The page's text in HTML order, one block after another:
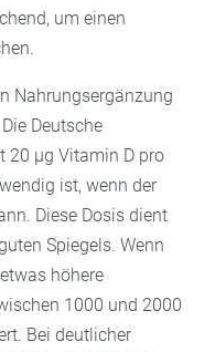
um einen
Nahrungsergänzung
Deutsche
20 µg Vitamin D pro
ist, wenn der
Diese Dosis dient
Spiegels. Wenn
höhere
1000 und 2000
Bei deutlicher